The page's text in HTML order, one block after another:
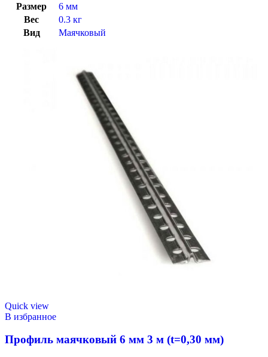
Размер
6 мм
Вес
0.3 кг
Вид
Маячковый
Quick view
В избранное
Профиль маячковый 6 мм 3 м (t=0,30 мм)